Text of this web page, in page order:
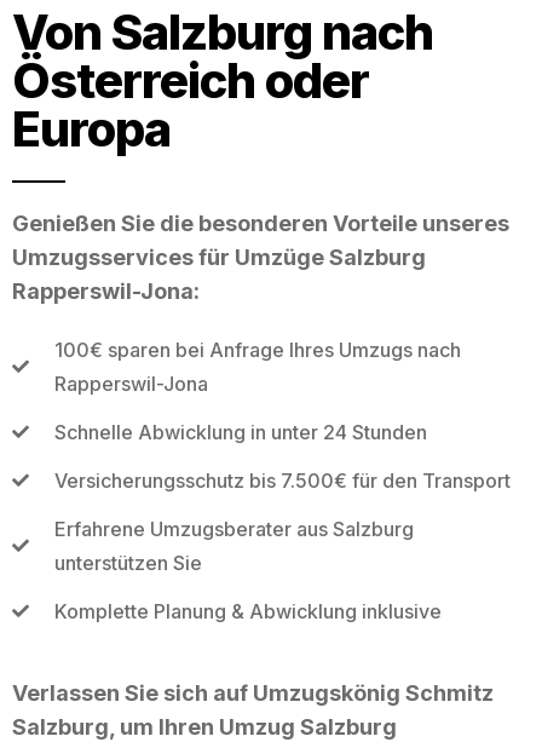
Von Salzburg nach
Österreich oder
Europa
Genießen Sie die besonderen Vorteile unseres
Umzugsservices für Umzüge Salzburg
Rapperswil-Jona:
100€ sparen bei Anfrage Ihres Umzugs nach
Rapperswil-Jona
Schnelle Abwicklung in unter 24 Stunden
Versicherungsschutz bis 7.500€ für den Transport
Erfahrene Umzugsberater aus Salzburg
unterstützen Sie
Komplette Planung & Abwicklung inklusive
Verlassen Sie sich auf Umzugskönig Schmitz
Salzburg, um Ihren Umzug Salzburg